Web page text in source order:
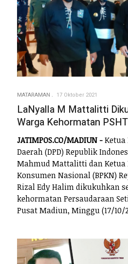
MATARAMAN 17 Oktober 2021
LaNyalla M Mattalitti
Warga Kehormatan PSHT
JATIMPOS.CO/MADIUN -
Daerah (DPD) Republik
Mahmud Mattalitti dan Ketua
Konsumen Nasional (BPKN)
Rizal Edy Halim dikukuhkan
kehormatan Persaudaraan
Pusat Madiun, Minggu (17/10/